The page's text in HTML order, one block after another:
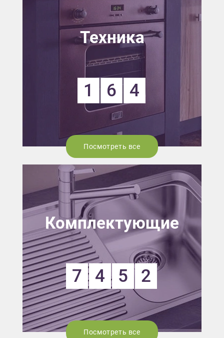
Техника
1 6 4
Посмотреть все
Комплектующие
7 4 5 2
Посмотреть все